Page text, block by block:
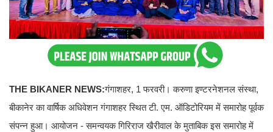
THE BIKANER NEWS:गंगाशहर, 1 फरवरी। करुणा इण्टरनेशनल संस्था,
बीकानेर का वार्षिक अधिवेशन गंगाशहर स्थित टी. एम. ऑडिटोरियम में समारोह पूर्वक
संपन्न हुआ। आयोजन - समन्वयक गिरिराज खैरीवाल के मुताबिक इस समारोह में